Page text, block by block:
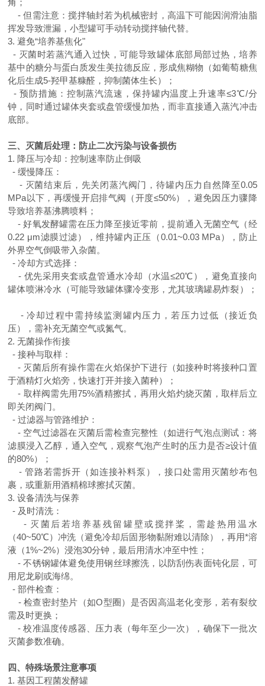
角；
-但需注意：搅拌轴封若为机械密封，高温下可能因润滑油脂
挥发导致泄漏，小型罐可手动转动搅拌轴代替。
3.避免“培养基焦化"
- 灭菌时若蒸汽通入过快，可能导致罐体底部局部过热，培养
基中的糖分与蛋白质发生美拉德反应，形成焦糊物（如葡萄糖焦
化后生成5-羟甲基糠醛，抑制菌体生长）；
-预防措施：控制蒸汽流速，保持罐内温度上升速率≤3℃/分
钟，同时通过罐体夹套或盘管缓慢加热，而非直接通入蒸汽冲击
底部。
三、灭菌后处理：防止二次污染与设备损伤
1. 降压与冷却：控制速率防止倒吸
-缓慢降压：
- 灭菌结束后，先关闭蒸汽阀门，待罐内压力自然降至0.05
MPa以下，再缓慢开启排气阀（开度≤50%），避免因压力骤降
导致培养基沸腾喷料；
-好氧发酵罐需在压力降至接近零前，提前通入无菌空气（经
0.22 μm滤膜过滤），维持罐内正压（0.01~0.03 MPa），防止
外界空气倒吸带入杂菌。
-冷却方式选择：
- 优先采用夹套或盘管通水冷却（水温≤20℃），避免直接向
罐体喷淋冷水（可能导致罐体骤冷变形，尤其玻璃罐易炸裂）；
- 冷却过程中需持续监测罐内压力，若压力过低（接近负
压），需补充无菌空气或氮气。
2.无菌操作衔接
-接种与取样：
- 灭菌后所有操作需在火焰保护下进行（如接种时将接种口置
于酒精灯火焰旁，快速打开并接入菌种）；
- 取样阀需先用75%酒精擦拭，再用火焰灼烧灭菌，取样后立
即关闭阀门。
-过滤器与管路维护：
- 空气过滤器在灭菌后需检查完整性（如进行气泡点测试：将
滤膜浸入乙醇，通入空气，观察气泡产生时的压力是否≥设计值
的80%）；
-管路若需拆开（如连接补料泵），接口处需用灭菌纱布包
裹，或重新用酒精棉球擦拭灭菌。
3.设备清洗与保养
- 及时清洗：
- 灭菌后若培养基残留罐壁或搅拌桨，需趁热用温水
（40~50℃）冲洗（避免冷却后固形物黏附难以清除），再用*溶
液（1%~2%）浸泡30分钟，最后用清水冲至中性；
-不锈钢罐体避免使用钢丝球擦洗，以防刮伤表面钝化层，可
用尼龙刷或海绵。
-部件检查：
- 检查密封垫片（如O型圈）是否因高温老化变形，若有裂纹
需及时更换；
-校准温度传感器、压力表（每年至少一次），确保下一批次
灭菌参数准确。
四、特殊场景注意事项
1.基因工程菌发酵罐